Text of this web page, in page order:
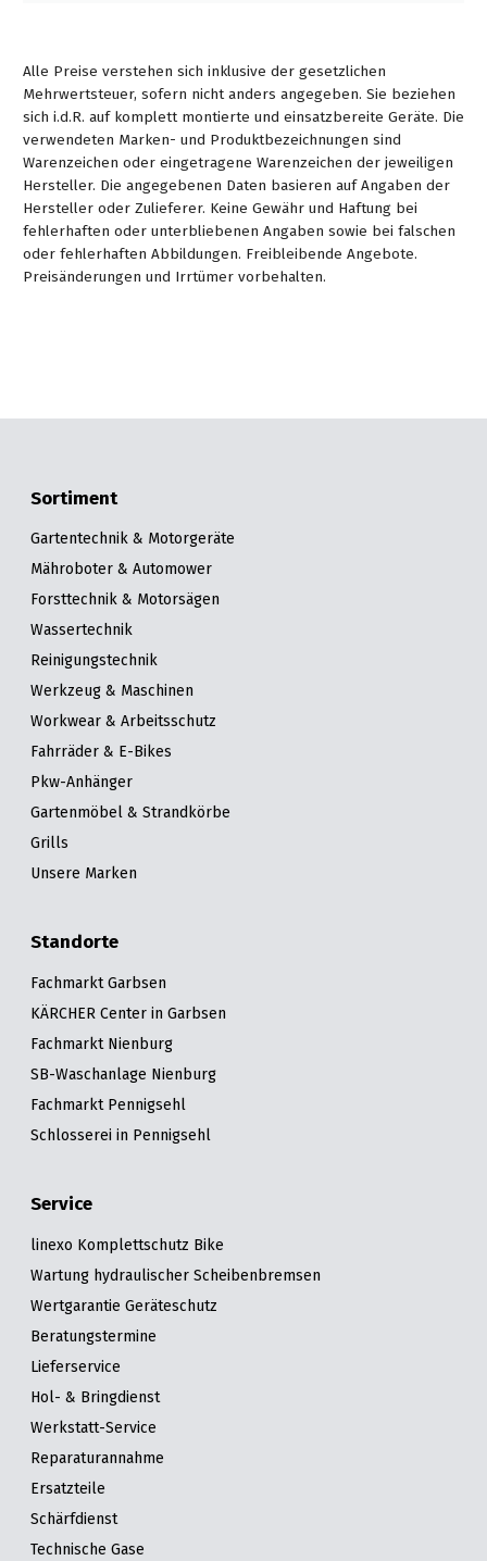
Alle Preise verstehen sich inklusive der gesetzlichen
Mehrwertsteuer, sofern nicht anders angegeben. Sie beziehen
sich i.d.R. auf komplett montierte und einsatzbereite Geräte. Die
verwendeten Marken- und Produktbezeichnungen sind
Warenzeichen oder eingetragene Warenzeichen der jeweiligen
Hersteller. Die angegebenen Daten basieren auf Angaben der
Hersteller oder Zulieferer. Keine Gewähr und Haftung bei
fehlerhaften oder unterbliebenen Angaben sowie bei falschen
oder fehlerhaften Abbildungen. Freibleibende Angebote.
Preisänderungen und Irrtümer vorbehalten.
Sortiment
Gartentechnik & Motorgeräte
Mähroboter & Automower
Forsttechnik & Motorsägen
Wassertechnik
Reinigungstechnik
Werkzeug & Maschinen
Workwear & Arbeitsschutz
Fahrräder & E-Bikes
Pkw-Anhänger
Gartenmöbel & Strandkörbe
Grills
Unsere Marken
Standorte
Fachmarkt Garbsen
KÄRCHER Center in Garbsen
Fachmarkt Nienburg
SB-Waschanlage Nienburg
Fachmarkt Pennigsehl
Schlosserei in Pennigsehl
Service
linexo Komplettschutz Bike
Wartung hydraulischer Scheibenbremsen
Wertgarantie Geräteschutz
Beratungstermine
Lieferservice
Hol- & Bringdienst
Werkstatt-Service
Reparaturannahme
Ersatzteile
Schärfdienst
Technische Gase